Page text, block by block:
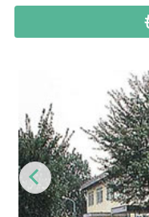
Previous